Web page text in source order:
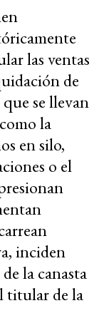
las ventas
de
se llevan
la
en silo,
o el
inciden
la canasta
titular de la